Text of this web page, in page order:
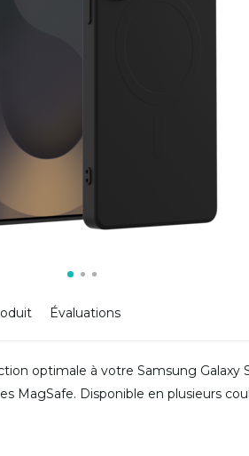
Évaluations
optimale à votre Samsung Galaxy
MagSafe. Disponible en plusieurs